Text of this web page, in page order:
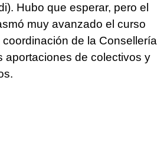
Hubo que esperar, pero el
muy avanzado el curso
de la Consellería
aportaciones de colectivos y